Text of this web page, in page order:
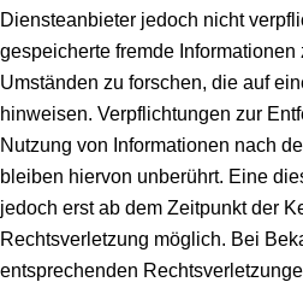
Diensteanbieter jedoch nicht
gespeicherte fremde
Umständen zu forschen, die auf
hinweisen. Verpflichtungen zur
Nutzung von Informationen nach
bleiben hiervon unberührt. Eine
jedoch erst ab dem Zeitpunkt der
Rechtsverletzung möglich. Bei
entsprechenden